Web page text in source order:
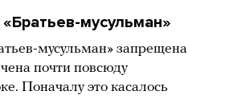
мусульман»
мусульман» запрещена
почти повсюду
Поначалу это касалось